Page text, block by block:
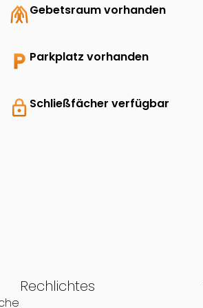
folded_handsGebetsraum vorhanden
local_parking Parkplatz vorhanden
lock Schließfächer verfügbar
Rechlichtes